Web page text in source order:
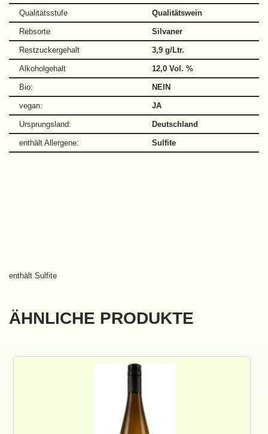
Qualitätsstufe Qualitätswein
Rebsorte Silvaner
Restzuckergehalt 3,9 g/Ltr.
Alkoholgehalt 12,0 Vol. %
Bio: NEIN
vegan: JA
Ursprungsland: Deutschland
enthält Allergene: Sulfite
enthält Sulfite
ÄHNLICHE PRODUKTE